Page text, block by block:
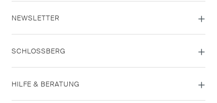
NEWSLETTER
SCHLOSSBERG
HILFE & BERATUNG